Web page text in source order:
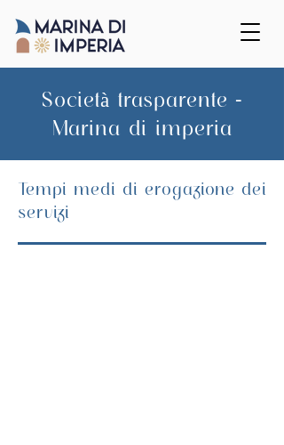
Società trasparente -
Marina di imperia
Tempi medi di erogazione dei
servizi